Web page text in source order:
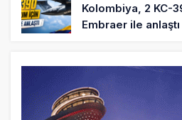
Kolombiya, 2 KC-
Embraer ile anlaştı
Üniversite adayı
Yazıcıoğlu Kazası
SHGM